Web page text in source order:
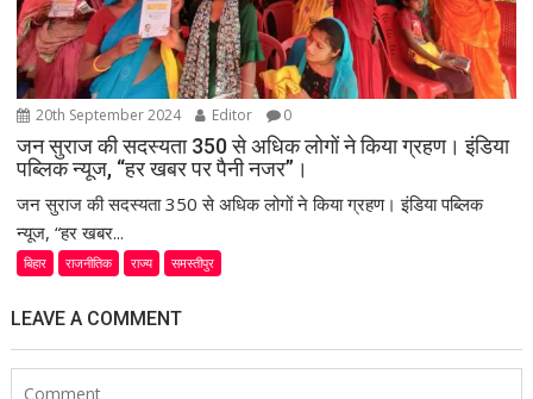
20th September 2024 Editor 0
जन सुराज की सदस्यता 350 से अधिक लोगों ने किया ग्रहण। इंडिया
पब्लिक न्यूज, “हर खबर पर पैनी नजर”।
जन सुराज की सदस्यता 350 से अधिक लोगों ने किया ग्रहण। इंडिया पब्लिक
न्यूज, “हर खबर...
बिहार राजनीतिक राज्य समस्तीपुर
LEAVE A COMMENT